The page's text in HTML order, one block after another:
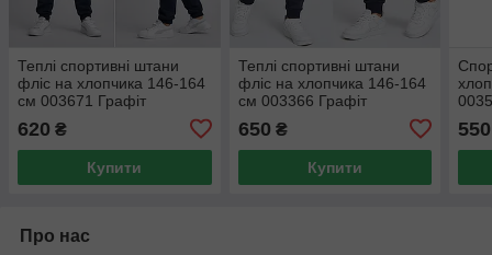
Теплі спортивні штани
фліс на хлопчика 146-164
см 003671 Графіт
620 ₴
Купити
Теплі спортивні штани
фліс на хлопчика 146-164
см 003366 Графіт
650 ₴
Купити
550
Про нас